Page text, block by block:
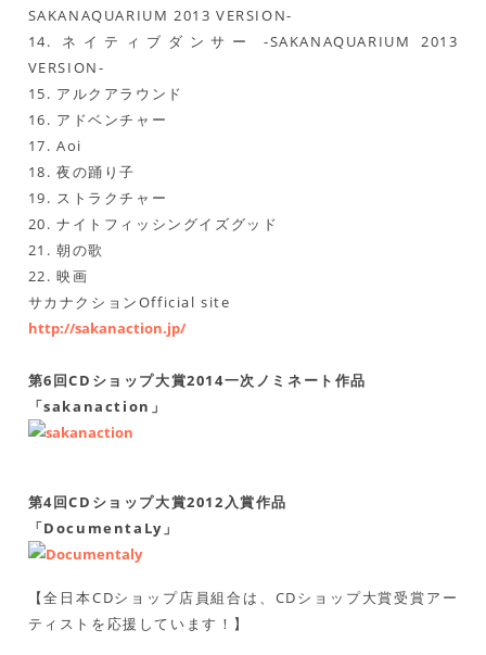
SAKANAQUARIUM 2013 VERSION-
14. ネイティブダンサー -SAKANAQUARIUM 2013
VERSION-
15. アルクアラウンド
16. アドベンチャー
17. Aoi
18. 夜の踊り子
19. ストラクチャー
20. ナイトフィッシングイズグッド
21. 朝の歌
22. 映画
サカナクションOfficial site
http://sakanaction.jp/
第6回CDショップ大賞2014一次ノミネート作品
「sakanaction」
第4回CDショップ大賞2012入賞作品
「DocumentaLy」
【全日本CDショップ店員組合は、CDショップ大賞受賞アー
ティストを応援しています！】